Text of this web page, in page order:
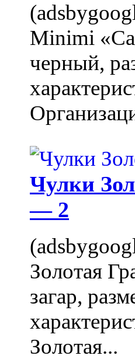
Minimi
черный,
Чулки
— 2
Золотая
загар,
Золотая...